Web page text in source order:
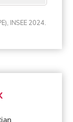
INSEE 2024.